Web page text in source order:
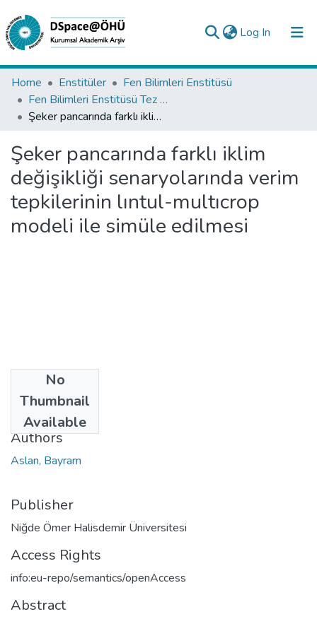
Log In (current)
Collections
All of DSpace
Analyze
Request/Question
Home Enstitüler
Fen Bilimleri Enstitüsü
Fen Bilimleri Enstitüsü Tez Koleksiyonu
Şeker pancarında farklı iklim değişikliği senaryolarında verim tepkilerinin lıntul-multıcrop modeli ile simüle edilmesi
Şeker pancarında farklı iklim
değişikliği senaryolarında verim
tepkilerinin lıntul-multıcrop
modeli ile simüle edilmesi
No
Thumbnail
Available
2024
Authors
Aslan, Bayram
Publisher
Niğde Ömer Halisdemir Üniversitesi
Access Rights
info:eu-repo/semantics/openAccess
Abstract